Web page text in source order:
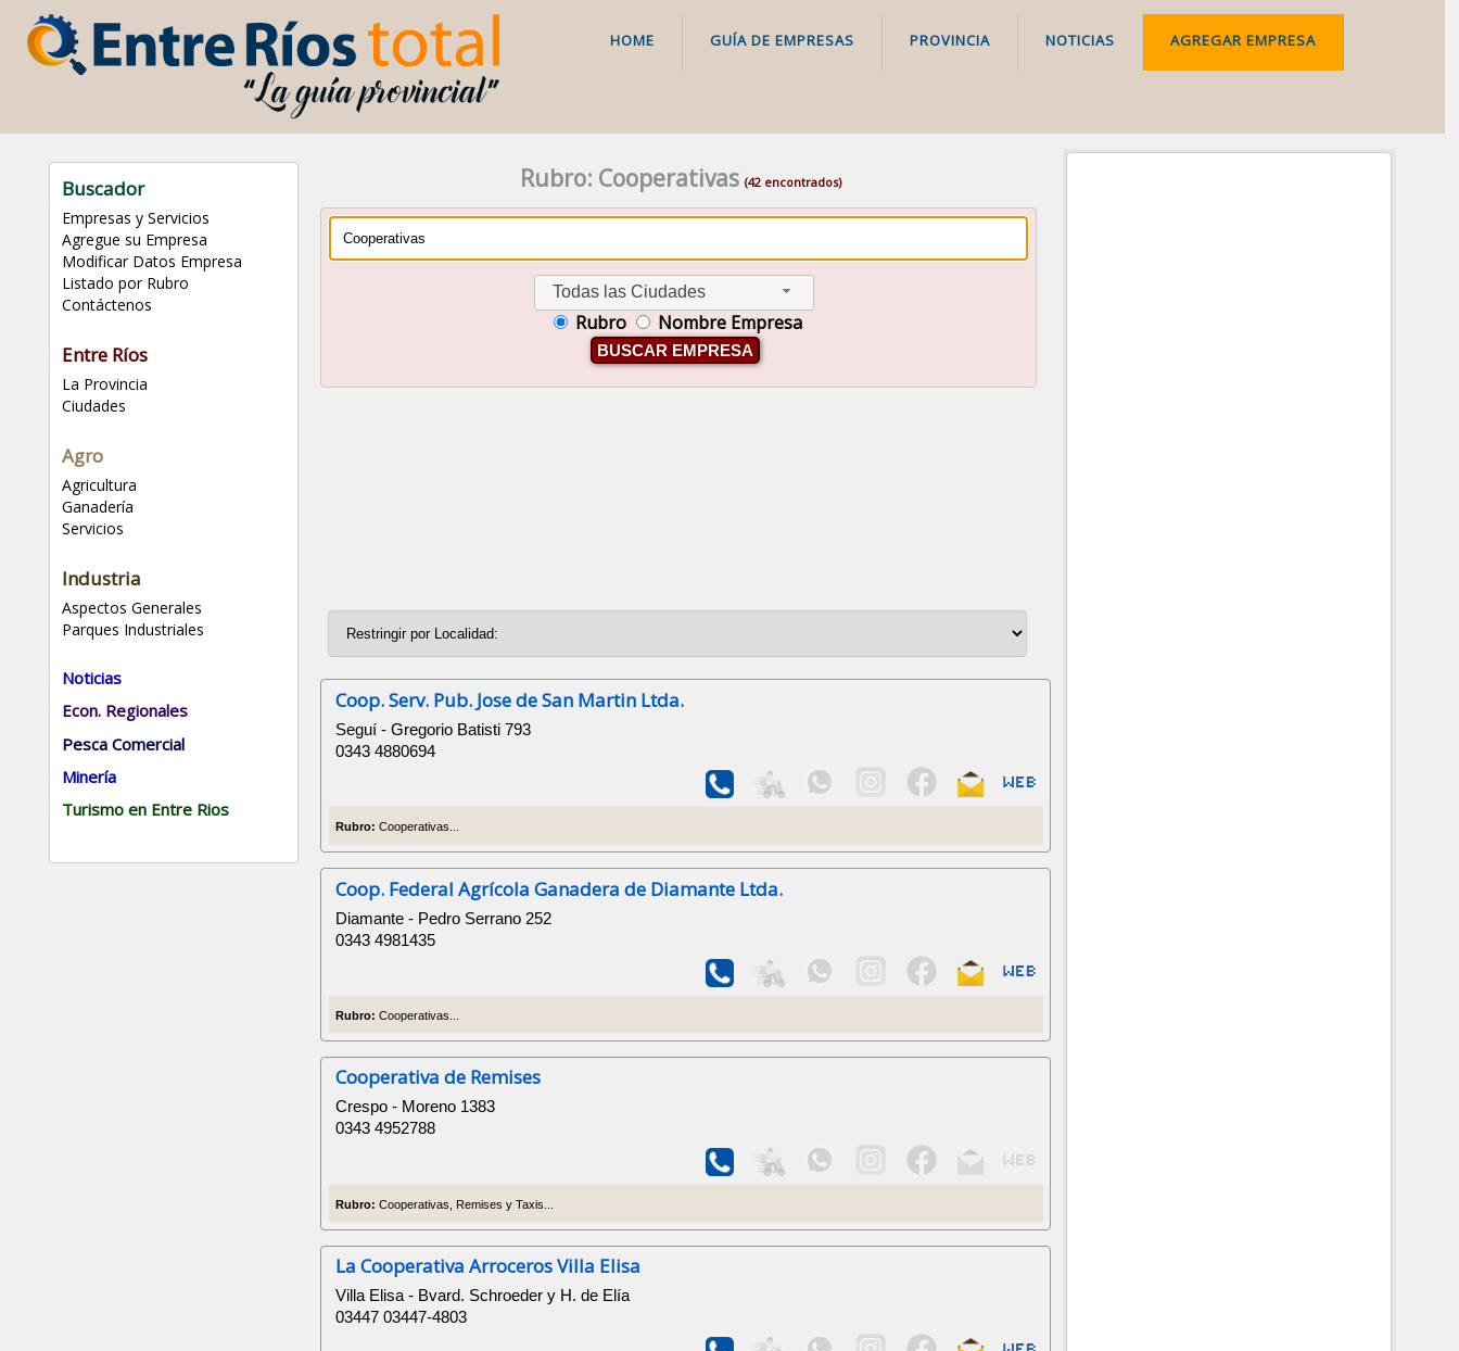
HOME GUÍA DE EMPRESAS PROVINCIA NOTICIAS AGREGAR EMPRESA
Buscador
Empresas y Servicios
Agregue su Empresa
Modificar Datos Empresa
Listado por Rubro
Contáctenos
Entre Ríos
La Provincia
Ciudades
Agro
Agricultura
Ganadería
Servicios
Industria
Aspectos Generales
Parques Industriales
Noticias
Econ. Regionales
Pesca Comercial
Minería
Turismo en Entre Rios
Rubro: Cooperativas(42 encontrados)
Todas las Ciudades
Rubro Nombre Empresa
BUSCAR EMPRESA
Coop. Serv. Pub. Jose de San Martin Ltda.
Seguí - Gregorio Batisti 793
0343 4880694
Rubro: Cooperativas...
Coop. Federal Agrícola Ganadera de Diamante Ltda.
Diamante - Pedro Serrano 252
0343 4981435
Rubro: Cooperativas...
Cooperativa de Remises
Crespo - Moreno 1383
0343 4952788
Rubro: Cooperativas, Remises y Taxis...
La Cooperativa Arroceros Villa Elisa
Villa Elisa - Bvard. Schroeder y H. de Elía
03447 03447-4803